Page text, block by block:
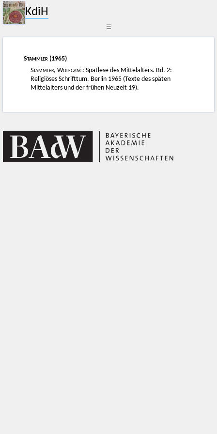
KdiH
☰
Stammler (1965)
Stammler, Wolfgang: Spätlese des Mittelalters. Bd. 2:
Religiöses Schrifttum. Berlin 1965 (Texte des späten
Mittelalters und der frühen Neuzeit 19).